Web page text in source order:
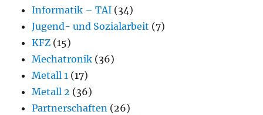
Informatik – TAI (34)
Jugend- und Sozialarbeit (7)
KFZ (15)
Mechatronik (36)
Metall 1 (17)
Metall 2 (36)
Partnerschaften (26)